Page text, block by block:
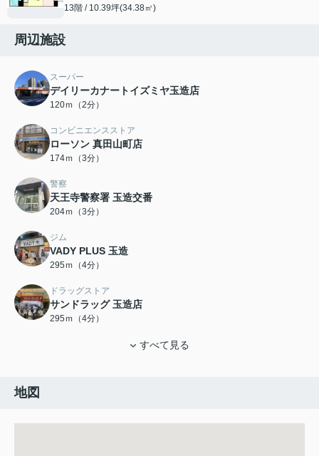
13階 / 10.39坪(34.38㎡)
周辺施設
スーパー
デイリーカナートイズミヤ玉造店
120ｍ（2分）
コンビニエンスストア
ローソン 真田山町店
174ｍ（3分）
警察
天王寺警察署 玉造交番
204ｍ（3分）
ジム
VADY PLUS 玉造
295ｍ（4分）
ドラッグストア
サンドラッグ 玉造店
295ｍ（4分）
すべて見る
地図